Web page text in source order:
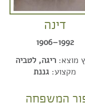
דינה
1992–1906
מוצא:ריגה, לטביה
מקצוע: גננת
המשפחה